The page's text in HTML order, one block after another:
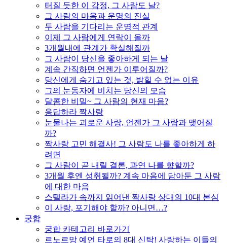
터질 듯한 이 감정, 그 사람도 날?
그 사람의 마음과 운명의 진실
두 사람을 기다리는 운명적 관계
이제 그 사람에게 연락이 올까
3개월내에 관계가 확실해질까
그 사람이 당신을 좋아하게 되는 날
계속 간직하면 언젠가 이루어질까?
당신에게 숨기고 있는 것, 밝힐 수 없는 이유
그의 눈동자에 비치는 당신의 모습
달콤한 비밀~ 그 사람의 현재 마음?
응답하라 짝사랑
눈물나는 괴로운 사랑, 언젠가 그 사람과 맺어질
까?
짝사랑 고민 해결사! 그 사람도 나를 좋아하게 하
려면
그 사람이 곧 내릴 결론, 과연 나를 향할까?
3개월 후엔 성취될까? 계속 마음에 담아둔 그 사람
에 대한 마음
스텔라가 속까지 읽어낸 짝사랑 상대의 10대 본심
이 사랑, 포기해야 할까? 아니면…?
궁합
궁합 카테고리 바로가기
르노르망 예언 타로의 8대 신탁! 사랑하는 이들의